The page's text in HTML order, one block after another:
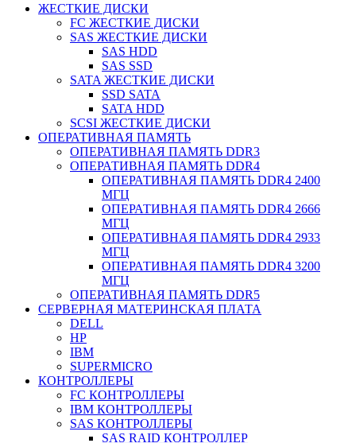
ЖЕСТКИЕ ДИСКИ
FC ЖЕСТКИЕ ДИСКИ
SAS ЖЕСТКИЕ ДИСКИ
SAS HDD
SAS SSD
SATA ЖЕСТКИЕ ДИСКИ
SSD SATA
SATA HDD
SCSI ЖЕСТКИЕ ДИСКИ
ОПЕРАТИВНАЯ ПАМЯТЬ
ОПЕРАТИВНАЯ ПАМЯТЬ DDR3
ОПЕРАТИВНАЯ ПАМЯТЬ DDR4
ОПЕРАТИВНАЯ ПАМЯТЬ DDR4 2400
МГЦ
ОПЕРАТИВНАЯ ПАМЯТЬ DDR4 2666
МГЦ
ОПЕРАТИВНАЯ ПАМЯТЬ DDR4 2933
МГЦ
ОПЕРАТИВНАЯ ПАМЯТЬ DDR4 3200
МГЦ
ОПЕРАТИВНАЯ ПАМЯТЬ DDR5
СЕРВЕРНАЯ МАТЕРИНСКАЯ ПЛАТА
DELL
HP
IBM
SUPERMICRO
КОНТРОЛЛЕРЫ
FC КОНТРОЛЛЕРЫ
IBM КОНТРОЛЛЕРЫ
SAS КОНТРОЛЛЕРЫ
SAS RAID КОНТРОЛЛЕР